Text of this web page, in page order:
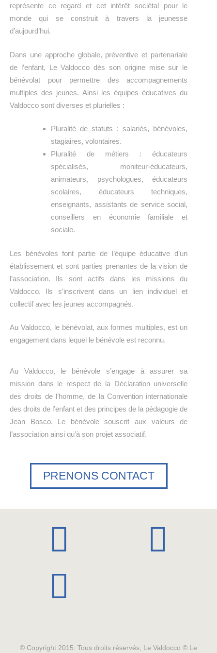
représente ce regard et cet intérêt sociétal pour le
monde qui se construit à travers la jeunesse
d’aujourd’hui.
Dans une approche globale, préventive et partenariale
de l’enfant, Le Valdocco dès son origine mise sur le
bénévolat pour permettre des accompagnements
multiples des jeunes. Ainsi les équipes éducatives du
Valdocco sont diverses et plurielles :
Pluralité de statuts : salariés, bénévoles,
stagiaires, volontaires.
Pluralité de métiers : éducateurs
spécialisés, moniteur-éducateurs,
animateurs, psychologues, éducateurs
scolaires, éducateurs techniques,
enseignants, assistants de service social,
conseillers en économie familiale et
sociale.
Les bénévoles font partie de l’équipe éducative d’un
établissement et sont parties prenantes de la vision de
l’association. Ils sont actifs dans les missions du
Valdocco. Ils s’inscrivent dans un lien individuel et
collectif avec les jeunes accompagnés.
Au Valdocco, le bénévolat, aux formes multiples, est un
engagement dans lequel le bénévole est reconnu.
Au Valdocco, le bénévole s’engage à assurer sa
mission dans le respect de la Déclaration universelle
des droits de l’homme, de la Convention internationale
des droits de l’enfant et des principes de la pédagogie de
Jean Bosco. Le bénévole souscrit aux valeurs de
l’association ainsi qu’à son projet associatif.
PRENONS CONTACT
© Copyright 2015. Tous droits réservés, Le Valdocco © Le